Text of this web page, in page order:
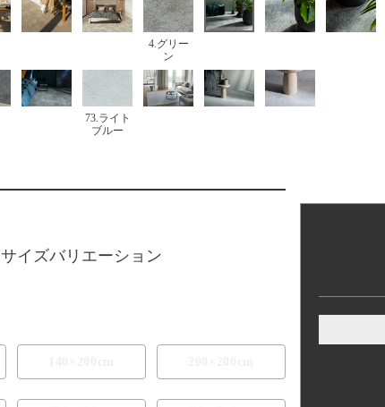
4.グリー
ン
73.ライト
ブルー
サイズバリエーション